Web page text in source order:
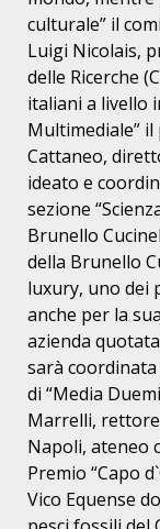
culturale” il
Luigi Nicolais,
delle Ricerche
italiani a livello
Multimediale”
Cattaneo,
ideato e
sezione
Brunello
della Brunello
luxury, uno dei
anche per la
azienda
sarà
di “Media
Marrelli, rettore
Napoli, ateneo
Premio “Capo
Vico Equense